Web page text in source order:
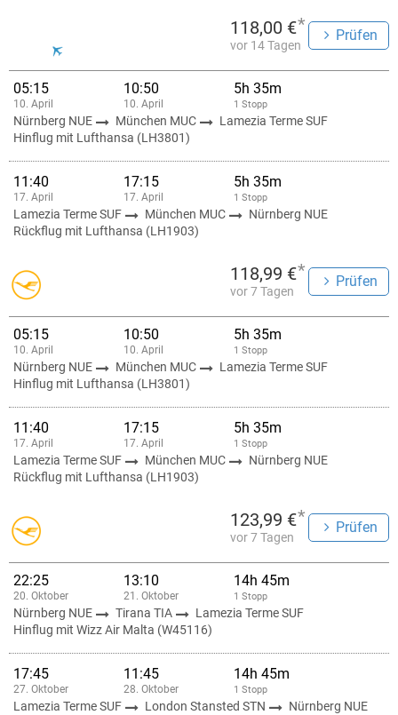
118,00 €*
vor 14 Tagen
Prüfen
05:15
10. April
10:50
10. April
5h 35m
1 Stopp
Nürnberg NUE München MUC
Lamezia Terme SUF
Hinflug mit Lufthansa (LH3801)
11:40
17. April
17:15
17. April
5h 35m
1 Stopp
Lamezia Terme SUF München MUC
Nürnberg NUE
Rückflug mit Lufthansa (LH1903)
118,99 €*
vor 7 Tagen
Prüfen
05:15
10. April
10:50
10. April
5h 35m
1 Stopp
Nürnberg NUE München MUC
Lamezia Terme SUF
Hinflug mit Lufthansa (LH3801)
11:40
17. April
17:15
17. April
5h 35m
1 Stopp
Lamezia Terme SUF München MUC
Nürnberg NUE
Rückflug mit Lufthansa (LH1903)
123,99 €*
vor 7 Tagen
Prüfen
22:25
20. Oktober
13:10
21. Oktober
14h 45m
1 Stopp
Nürnberg NUE Tirana TIA
Lamezia Terme SUF
Hinflug mit Wizz Air Malta (W45116)
17:45
27. Oktober
11:45
28. Oktober
14h 45m
1 Stopp
Lamezia Terme SUF London Stansted STN
Nürnberg NUE